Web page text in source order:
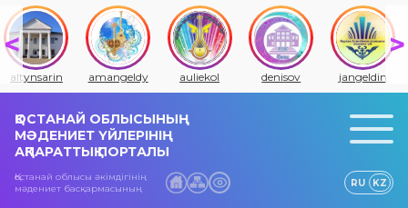
altynsarin amangeldy auliekol denisov jangeldin
ҚОСТАНАЙ ОБЛЫСЫНЫҢ
МӘДЕНИЕТ ҮЙЛЕРІНІҢ
АҚПАРАТТЫҚ ПОРТАЛЫ
Қостанай облысы әкімдігінің
мәдениет басқармасының
RU KZ